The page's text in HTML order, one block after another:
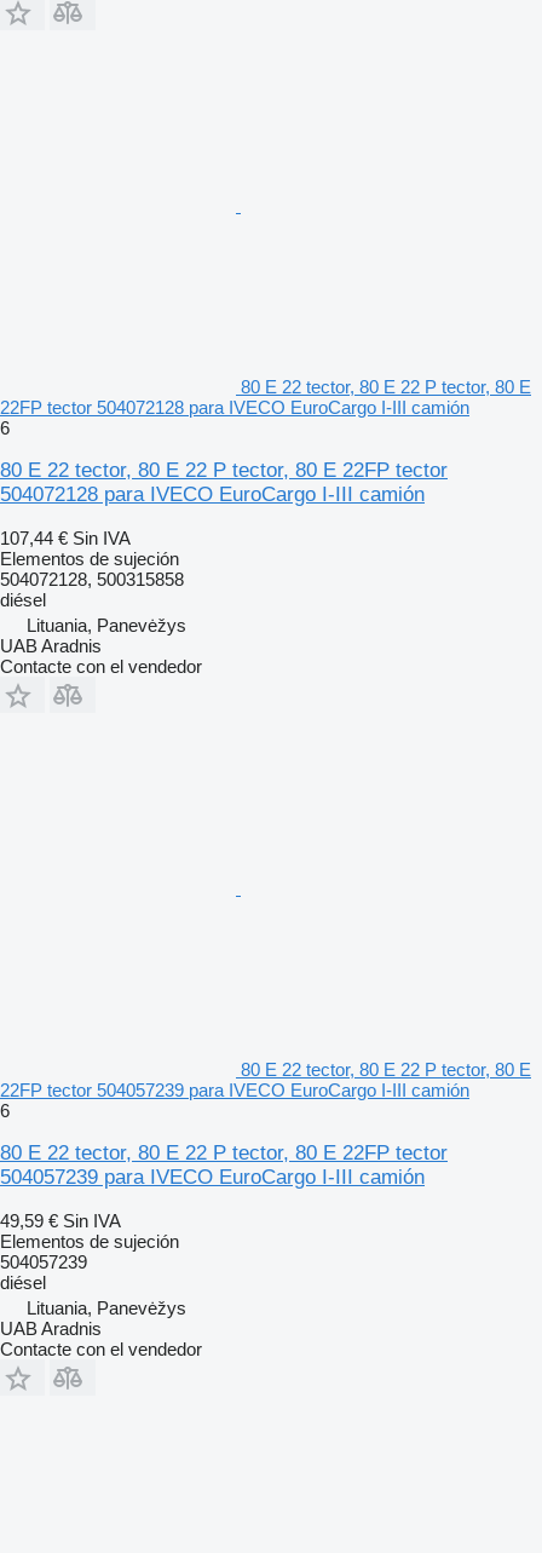
80 E 22 tector, 80 E 22 P tector, 80 E
22FP tector 504072128 para IVECO EuroCargo I-III camión
6
80 E 22 tector, 80 E 22 P tector, 80 E 22FP tector
504072128 para IVECO EuroCargo I-III camión
107,44 € Sin IVA
Elementos de sujeción
504072128, 500315858
diésel
Lituania, Panevėžys
UAB Aradnis
Contacte con el vendedor
80 E 22 tector, 80 E 22 P tector, 80 E
22FP tector 504057239 para IVECO EuroCargo I-III camión
6
80 E 22 tector, 80 E 22 P tector, 80 E 22FP tector
504057239 para IVECO EuroCargo I-III camión
49,59 € Sin IVA
Elementos de sujeción
504057239
diésel
Lituania, Panevėžys
UAB Aradnis
Contacte con el vendedor